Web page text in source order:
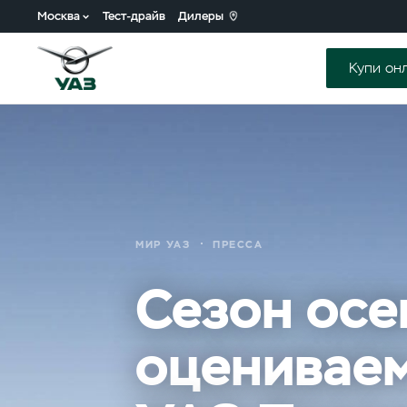
Москва Тест-драйв Дилеры
Купи
МИР УАЗ ПРЕССА
Сезон